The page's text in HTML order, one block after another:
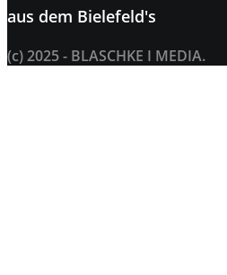
aus dem Bielefeld's
(c) 2025 - BLASCHKE I MEDIA.